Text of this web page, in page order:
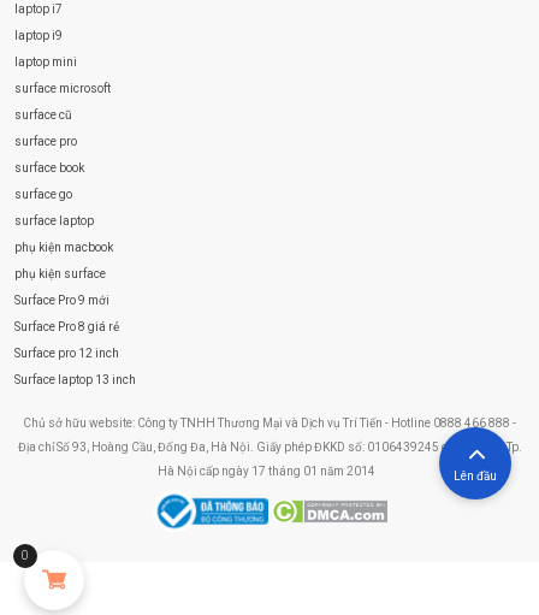
laptop i7
laptop i9
laptop mini
surface microsoft
surface cũ
surface pro
surface book
surface go
surface laptop
phụ kiện macbook
phụ kiện surface
Surface Pro 9 mới
Surface Pro 8 giá rẻ
Surface pro 12 inch
Surface laptop 13 inch
Chủ sở hữu website: Công ty TNHH Thương Mại và Dịch vụ Trí Tiến - Hotline 0888 466 888 -
Địa chỉ Số 93, Hoàng Cầu, Đống Đa, Hà Nội. Giấy phép ĐKKD số: 0106439245 do Sở KHĐT Tp.
Hà Nội cấp ngày 17 tháng 01 năm 2014
0
Lên đầu